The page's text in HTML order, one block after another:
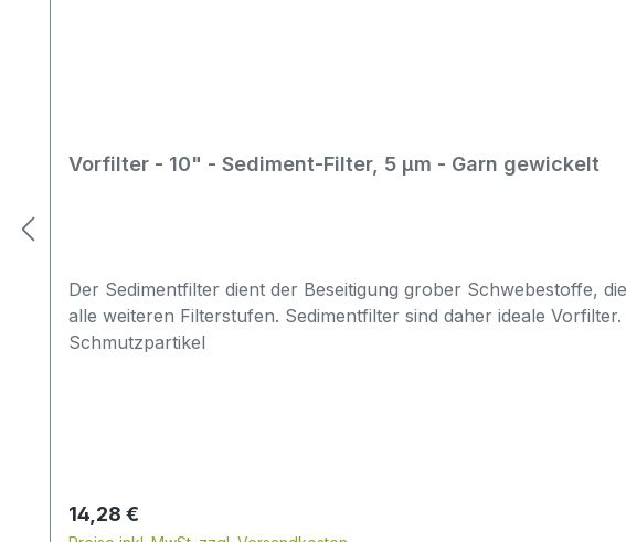
Vorfilter - 10" - Sediment-Filter, 5 µm - Garn gewickelt
Der Sedimentfilter dient der Beseitigung grober Schwebestoffe,
alle weiteren Filterstufen. Sedimentfilter sind daher ideale
Schmutzpartikel
Regulärer Preis:
14,28 €